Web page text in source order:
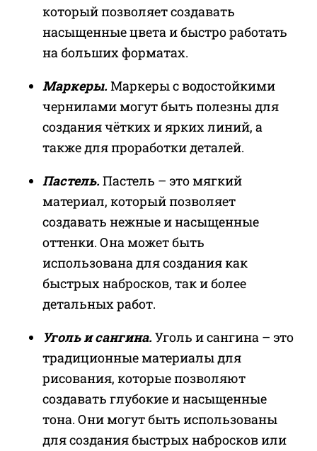
который позволяет создавать
насыщенные цвета и быстро работать
на больших форматах.
Маркеры. Маркеры с водостойкими
чернилами могут быть полезны для
создания чётких и ярких линий, а
также для проработки деталей.
Пастель. Пастель – это мягкий
материал, который позволяет
создавать нежные и насыщенные
оттенки. Она может быть
использована для создания как
быстрых набросков, так и более
детальных работ.
Уголь и сангина. Уголь и сангина – это
традиционные материалы для
рисования, которые позволяют
создавать глубокие и насыщенные
тона. Они могут быть использованы
для создания быстрых набросков или